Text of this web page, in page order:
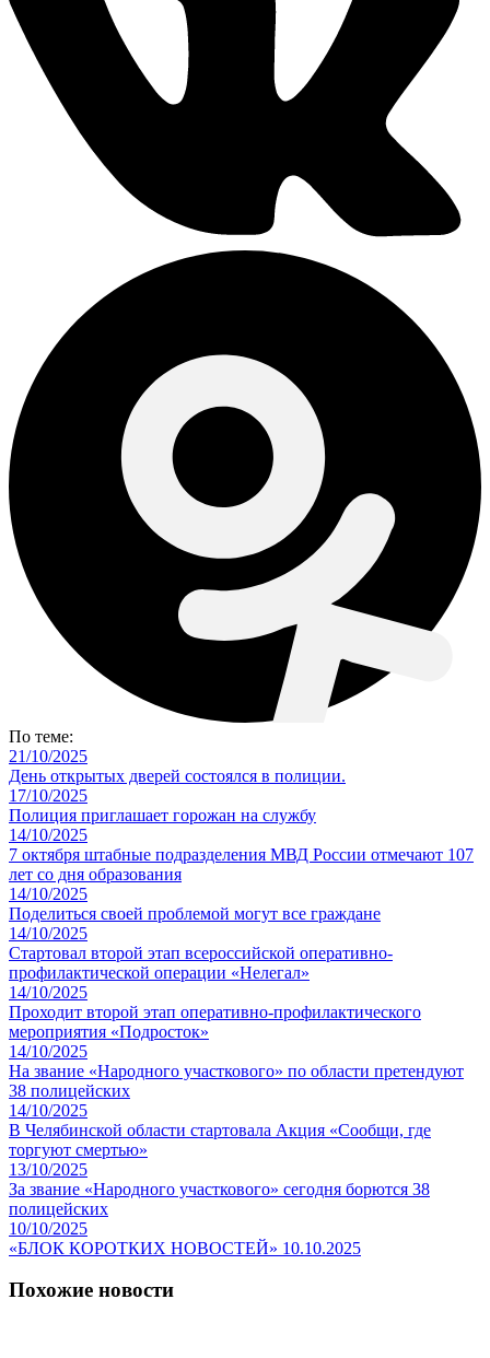
По теме:
21/10/2025
День открытых дверей состоялся в полиции.
17/10/2025
Полиция приглашает горожан на службу
14/10/2025
7 октября штабные подразделения МВД России отмечают 107
лет со дня образования
14/10/2025
Поделиться своей проблемой могут все граждане
14/10/2025
Стартовал второй этап всероссийской оперативно-
профилактической операции «Нелегал»
14/10/2025
Проходит второй этап оперативно-профилактического
мероприятия «Подросток»
14/10/2025
На звание «Народного участкового» по области претендуют
38 полицейских
14/10/2025
В Челябинской области стартовала Акция «Сообщи, где
торгуют смертью»
13/10/2025
За звание «Народного участкового» сегодня борются 38
полицейских
10/10/2025
«БЛОК КОРОТКИХ НОВОСТЕЙ» 10.10.2025
Похожие новости